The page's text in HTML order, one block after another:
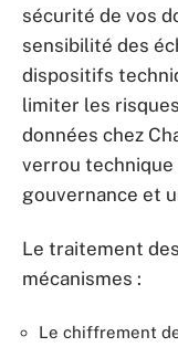
sécurité de vos
sensibilité des
dispositifs
limiter les
données chez
verrou technique
gouvernance et
Le traitement
mécanismes :
Le chiffrement